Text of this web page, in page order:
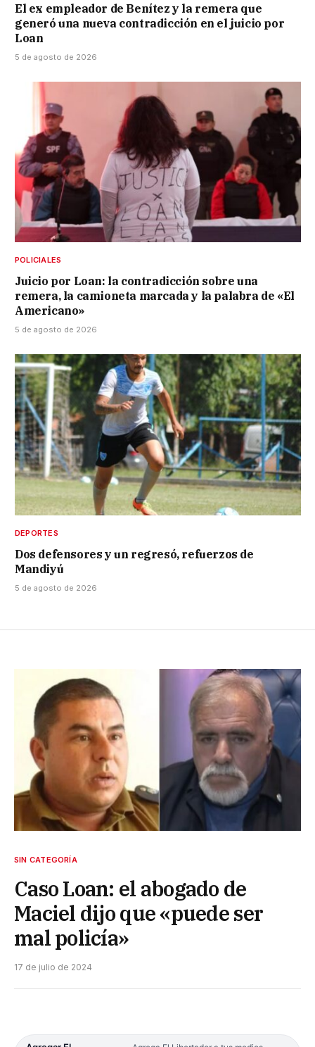
El ex empleador de Benítez y la remera que
generó una nueva contradicción en el juicio por
Loan
5 de agosto de 2026
POLICIALES
Juicio por Loan: la contradicción sobre una
remera, la camioneta marcada y la palabra de «El
Americano»
5 de agosto de 2026
DEPORTES
Dos defensores y un regresó, refuerzos de
Mandiyú
5 de agosto de 2026
SIN CATEGORÍA
Caso Loan: el abogado de
Maciel dijo que «puede ser
mal policía»
17 de julio de 2024